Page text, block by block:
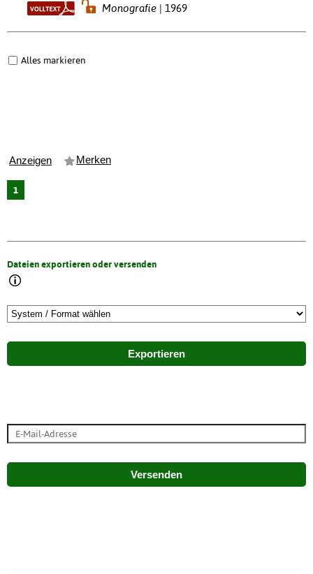
Monografie
1969
Alles markieren
Anzeigen Merken
1
Dateien exportieren oder versenden
Exportieren
Versenden